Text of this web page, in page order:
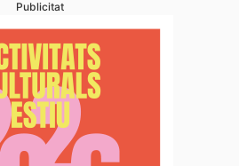
Publicitat